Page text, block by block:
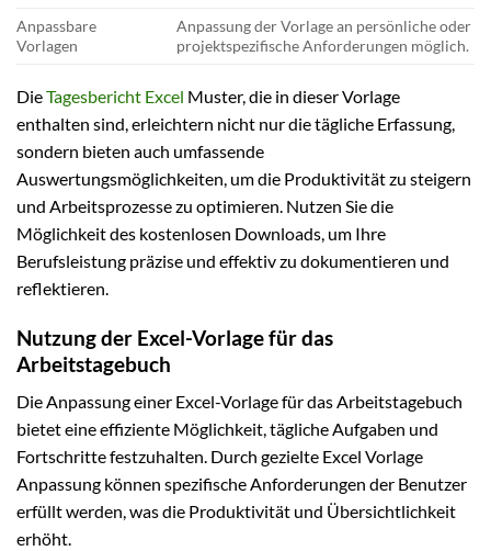
Anpassbare
Vorlagen
Anpassung der Vorlage an persönliche oder
projektspezifische Anforderungen möglich.
DieTagesbericht Excel Muster, die in dieser Vorlage
enthalten sind, erleichtern nicht nur die tägliche Erfassung,
sondern bieten auch umfassende
Auswertungsmöglichkeiten, um die Produktivität zu steigern
und Arbeitsprozesse zu optimieren. Nutzen Sie die
Möglichkeit des kostenlosen Downloads, um Ihre
Berufsleistung präzise und effektiv zu dokumentieren und
reflektieren.
Nutzung der Excel-Vorlage für das
Arbeitstagebuch
Die Anpassung einer Excel-Vorlage für das Arbeitstagebuch
bietet eine effiziente Möglichkeit, tägliche Aufgaben und
Fortschritte festzuhalten. Durch gezielte Excel Vorlage
Anpassung können spezifische Anforderungen der Benutzer
erfüllt werden, was die Produktivität und Übersichtlichkeit
erhöht.